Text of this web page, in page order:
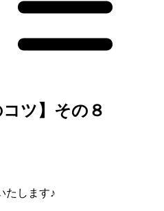
ツ】その８
たします♪